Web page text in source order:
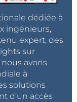
dédiée à
ingénieurs,
expert, des
sur
avons
à
solutions
d'un accès